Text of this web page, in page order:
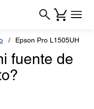
Epson Pro L1505UH
fuente de